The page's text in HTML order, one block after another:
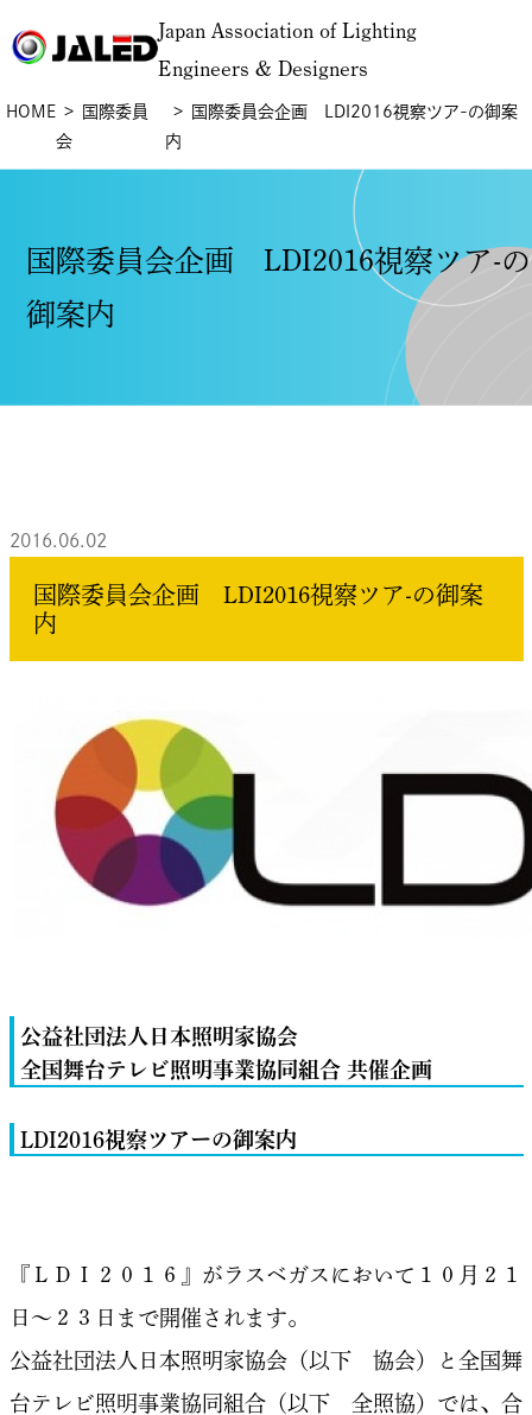
Japan Association of Lighting
Engineers & Designers
HOME
国際委員
会
国際委員会企画 LDI2016視察ツア-の御案
内
国際委員会企画 LDI2016視察ツア-の
御案内
2016.06.02
国際委員会企画 LDI2016視察ツア-の御案
内
公益社団法人日本照明家協会
全国舞台テレビ照明事業協同組合 共催企画
LDI2016視察ツアーの御案内
『ＬＤＩ２０１６』がラスベガスにおいて１０月２１
日～２３日まで開催されます。
公益社団法人日本照明家協会（以下 協会）と全国舞
台テレビ照明事業協同組合（以下 全照協）では、合